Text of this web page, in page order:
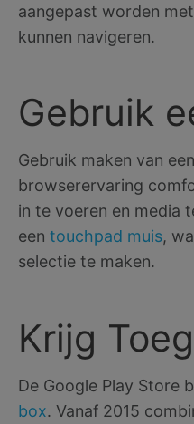
aangepast worden
kunnen navigeren.
Gebruik
Gebruik maken van een
browserervaring
in te voeren en media
een touchpad muis,
selectie te maken.
Krijg
De Google Play Store
box. Vanaf 2015